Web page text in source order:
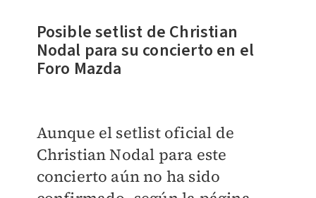
Posible setlist de Christian
Nodal para su concierto en el
Foro Mazda
Aunque el setlist oficial de
Christian Nodal para este
concierto aún no ha sido